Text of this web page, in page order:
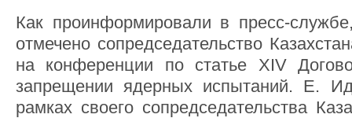
Как проинформировали в пресс-
отмечено сопредседательство
на конференции по статье XIV
запрещении ядерных испытаний. Е.
рамках своего сопредседательства